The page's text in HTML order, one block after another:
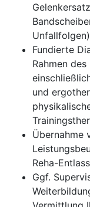
Fundierte
Rahmen
und
Übernahme
Reha-
Ggf.